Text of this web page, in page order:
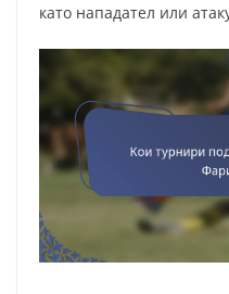
като нападател или